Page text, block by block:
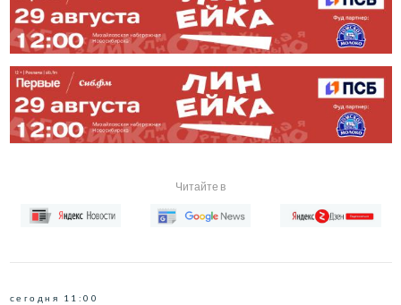
Читайте в
сегодня 11:00